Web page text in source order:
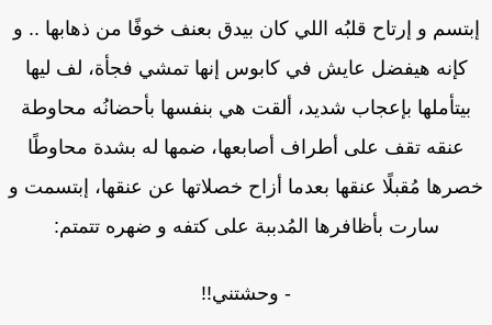
و إرتاح قلبُه اللي كان بيدق بعنف خوفًا من ذهابها .. و
كإنه هيفضل عايش في كابوس إنها تمشي فجأة، لف ليها
بيتأملها بإعجاب شديد، ألقت هي بنفسها بأحضانُه محاوطة
عنقه تقف على أطراف أصابعها، ضمها له بشدة محاوطًا
مُقبلًا عنقها بعدما أزاح خصلاتها عن عنقها، إبتسمت و
سارت بأظافرها المُدببة على كتفه و ضهره تتمتم:
- وحشتني!!